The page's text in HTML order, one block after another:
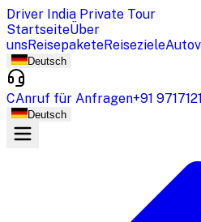
Driver India Private Tour
StartseiteÜber
unsReisepaketeReiseziele
Deutsch
CAnruf für Anfragen+91
Deutsch